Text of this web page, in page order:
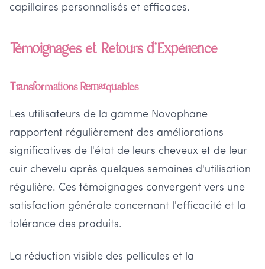
capillaires personnalisés et efficaces.
Témoignages et Retours d'Expérience
Transformations Remarquables
Les utilisateurs de la gamme Novophane
rapportent régulièrement des améliorations
significatives de l'état de leurs cheveux et de leur
cuir chevelu après quelques semaines d'utilisation
régulière. Ces témoignages convergent vers une
satisfaction générale concernant l'efficacité et la
tolérance des produits.
La réduction visible des pellicules et la